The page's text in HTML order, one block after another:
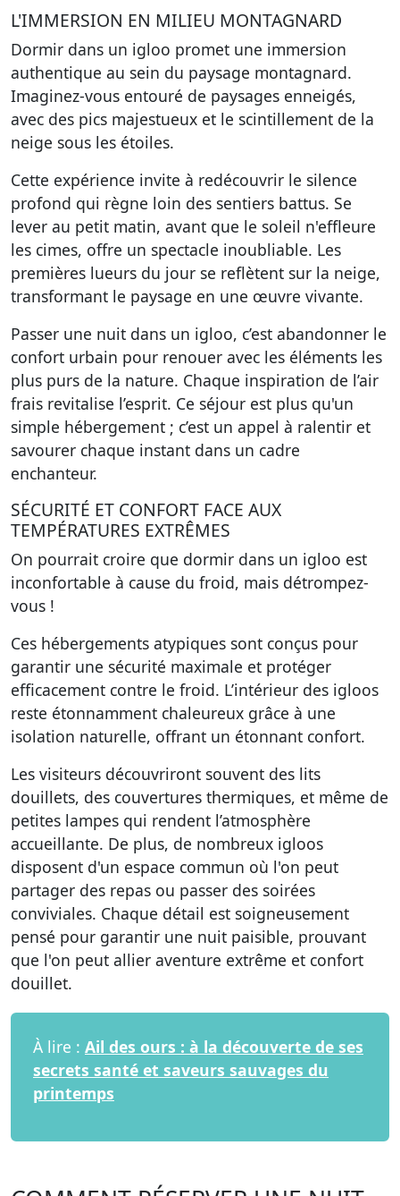
L'IMMERSION EN MILIEU MONTAGNARD
Dormir dans un igloo promet une immersion
authentique au sein du paysage montagnard.
Imaginez-vous entouré de paysages enneigés,
avec des pics majestueux et le scintillement de la
neige sous les étoiles.
Cette expérience invite à redécouvrir le silence
profond qui règne loin des sentiers battus. Se
lever au petit matin, avant que le soleil n'effleure
les cimes, offre un spectacle inoubliable. Les
premières lueurs du jour se reflètent sur la neige,
transformant le paysage en une œuvre vivante.
Passer une nuit dans un igloo, c’est abandonner le
confort urbain pour renouer avec les éléments les
plus purs de la nature. Chaque inspiration de l’air
frais revitalise l’esprit. Ce séjour est plus qu'un
simple hébergement ; c’est un appel à ralentir et
savourer chaque instant dans un cadre
enchanteur.
SÉCURITÉ ET CONFORT FACE AUX
TEMPÉRATURES EXTRÊMES
On pourrait croire que dormir dans un igloo est
inconfortable à cause du froid, mais détrompez-
vous !
Ces hébergements atypiques sont conçus pour
garantir une sécurité maximale et protéger
efficacement contre le froid. L’intérieur des igloos
reste étonnamment chaleureux grâce à une
isolation naturelle, offrant un étonnant confort.
Les visiteurs découvriront souvent des lits
douillets, des couvertures thermiques, et même de
petites lampes qui rendent l’atmosphère
accueillante. De plus, de nombreux igloos
disposent d'un espace commun où l'on peut
partager des repas ou passer des soirées
conviviales. Chaque détail est soigneusement
pensé pour garantir une nuit paisible, prouvant
que l'on peut allier aventure extrême et confort
douillet.
À lire : Ail des ours : à la découverte de ses
secrets santé et saveurs sauvages du
printemps